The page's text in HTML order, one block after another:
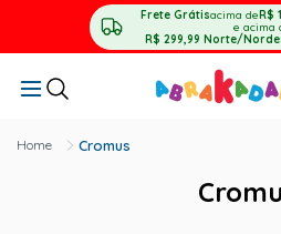
Frete Grátisacima deR$
e acima
R$ 299,99 Norte/
Cromus